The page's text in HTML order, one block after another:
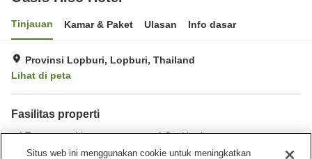
Tinjauan Kamar & Paket Ulasan Info dasar
Provinsi Lopburi, Lopburi, Thailand
Lihat di peta
Fasilitas properti
Tempat parkir
Cuci kering
Pelayanan kamar
Situs web ini menggunakan cookie untuk meningkatkan